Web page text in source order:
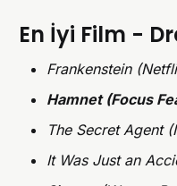
En İyi Film -
Frankenstein
Hamnet (Focus
The Secret Agent
It Was Just an